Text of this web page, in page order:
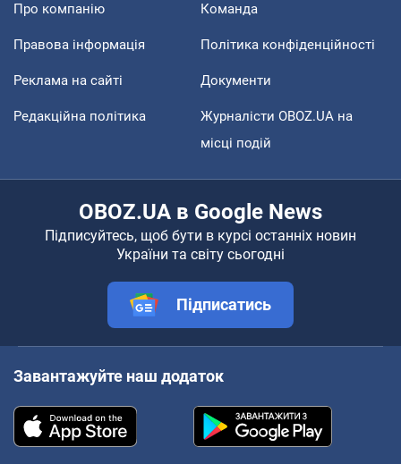
Про компанію Команда
Правова інформація Політика конфіденційності
Реклама на сайті Документи
Редакційна політика
Журналісти OBOZ.UA на
місці подій
OBOZ.UA в Google News
Підписуйтесь, щоб бути в курсі останніх новин
України та світу сьогодні
Підписатись
Завантажуйте наш додаток